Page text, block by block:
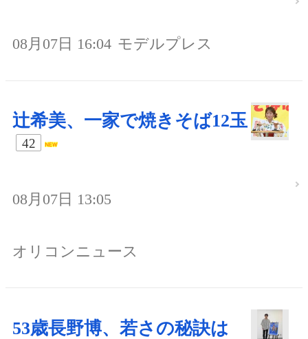
08月07日 16:04 モデルプレス
辻希美、一家で焼きそば12玉
42
08月07日 13:05
オリコンニュース
53歳長野博、若さの秘訣は